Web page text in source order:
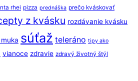
rhei pizza prednáška prečo kváskovať
z kvásku rozdávanie kvásku
súťaž teleráno tipy ako
vianoce zdravie zdravý životný štýl